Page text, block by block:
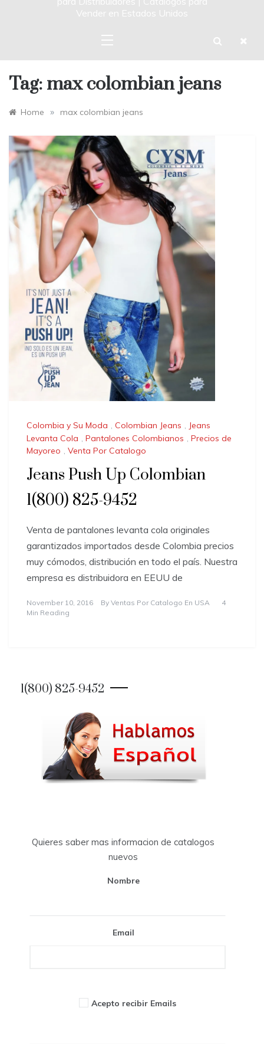
Vender en Estados Unidos
Tag: max colombian jeans
Home » max colombian jeans
Colombia y Su Moda , Colombian Jeans , Jeans
Levanta Cola , Pantalones Colombianos , Precios de
Mayoreo , Venta Por Catalogo
Jeans Push Up Colombian
1(800) 825-9452
Venta de pantalones levanta cola originales
garantizados importados desde Colombia precios
muy cómodos, distribución en todo el país. Nuestra
empresa es distribuidora en EEUU de
November 10, 2016 By Ventas Por Catalogo En USA
4
Min Reading
1(800) 825-9452
Quieres saber mas informacion de catalogos
nuevos
Nombre
Email
Acepto recibir Emails